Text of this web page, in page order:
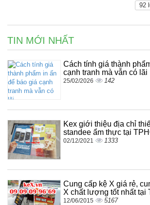
92
TIN MỚI NHẤT
Cách tính giá thành
cạnh tranh mà vẫn có lãi
25/02/2026 142
Kex giới thiệu địa chỉ
standee ẩm thực tại
02/12/2021 1333
Cung cấp kệ X giá rẻ,
X chất lượng tốt nhất tại
12/06/2015 5167